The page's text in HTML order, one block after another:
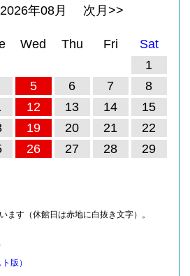
2026年08月 次月>>
Wed Thu Fri
Sat
1
5 6 7
8
12 13 14
15
19 20 21
22
26 27 28
29
ます（休館日は赤地に白抜き文字）。
版）